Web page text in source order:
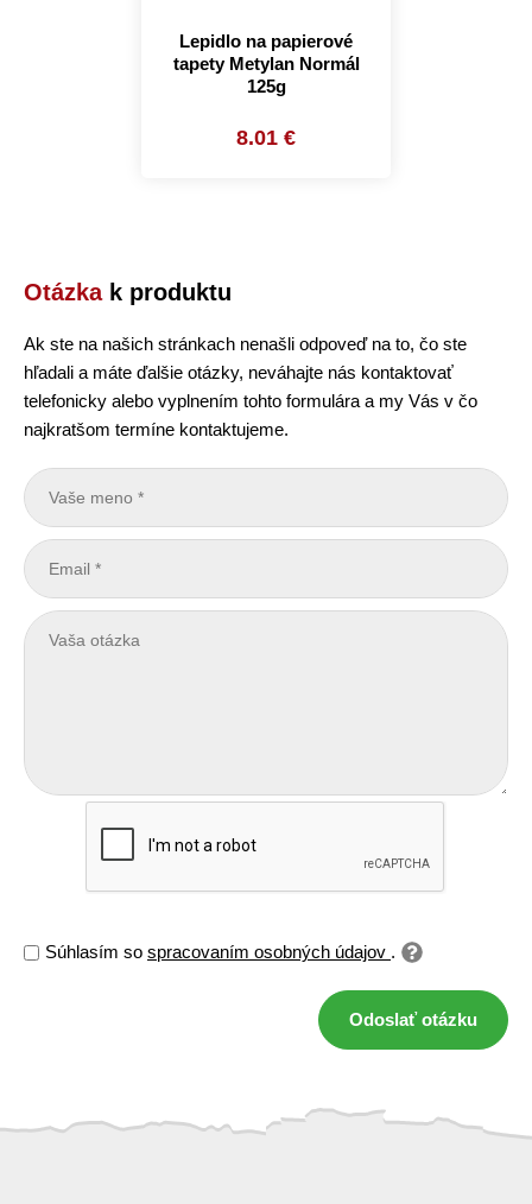
Lepidlo na papierové
tapety Metylan Normál
125g
8.01 €
Otázkak produktu
Ak ste na našich stránkach nenašli odpoveď na to, čo ste
hľadali a máte ďalšie otázky, neváhajte nás kontaktovať
telefonicky alebo vyplnením tohto formulára a my Vás v čo
najkratšom termíne kontaktujeme.
Súhlasím so spracovaním osobných údajov .
Odoslať otázku